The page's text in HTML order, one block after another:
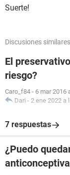
Suerte!
Discusiones similares
El
riesgo?
Caro_f84 - 6 mar 2016
Dari - 2 ene 2022 a
7 respuestas
¿Puedo